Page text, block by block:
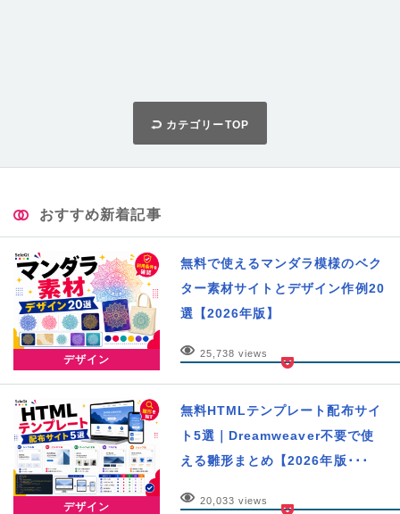
カテゴリーTOP
おすすめ新着記事
デザイン
無料で使えるマンダラ模様のベク
ター素材サイトとデザイン作例20
選【2026年版】
25,738 views
デザイン
無料HTMLテンプレート配布サイ
ト5選｜Dreamweaver不要で使
える雛形まとめ【2026年版･･･
20,033 views